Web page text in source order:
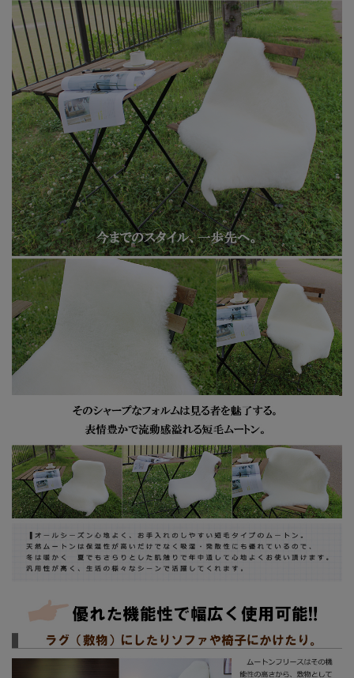
1.5匹物 約60cm×125cm
2匹物 約60cm×180cm
4匹物 約95cm×180cm
カラー アイボリー
毛長 約25mm
原皮 ニュージーランド産
備考
ご注文確定後に縫製して発送いたしま
す。
天然物につきサイズや風合いに多少のば
らつきがございます。
裏面はスキンのままで裏地をつけており
ません。
商品の性質上、手足付近に革のみの部分
が少し付いていたり、裏革が粗い場合が
ありますが、これはメーカー仕様であ
り、品質的には問題ありません。
ブラウザで見る色合いと実際の色合いは
違う場合がございますので 予めご了承
当店は複数店舗で在庫を共有しているた
め、稀に在庫切れでもすぐページ上に反
映されずご注文可能になっていることが
ございます。
その際にはご迷惑をおかけいたしますが
ご了承ください。
ムートンのここが凄い！抜群の機能性
ムートンのお手入れ方法について
お客様の声